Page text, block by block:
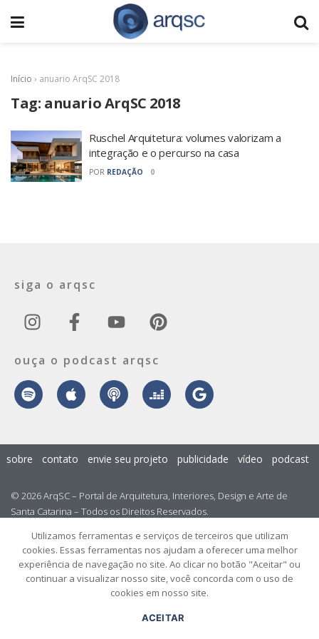
Início › anuario ArqSC 2018
Tag: anuario ArqSC 2018
Ruschel Arquitetura: volumes valorizam a
integração e o percurso na casa
POR REDAÇÃO 0
siga o arqsc
ouça o podcast arqsc
© 2026 ArqSC – Portal de Arquitetura, Interiores, Design e Arte de
Santa Catarina – Todos os Direitos Reservados.
sobre contato envie seu projeto publicidade vídeo podcast
Utilizamos ferramentas e serviços de terceiros que utilizam
cookies. Essas ferramentas nos ajudam a oferecer uma melhor
experiência de navegação no site. Ao clicar no botão "Aceitar" ou
continuar a visualizar nosso site, você concorda com o uso de
cookies em nosso site.
ACEITAR